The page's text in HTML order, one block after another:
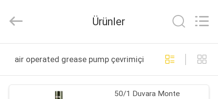
ÜRÜN:%
Reserved.
Ürünler
air operated grease pump çevrimiçi üretim
50/1 Duvara Monte